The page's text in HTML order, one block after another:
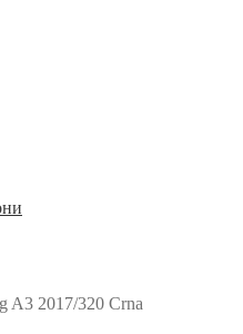
A3 2017/320 Crna